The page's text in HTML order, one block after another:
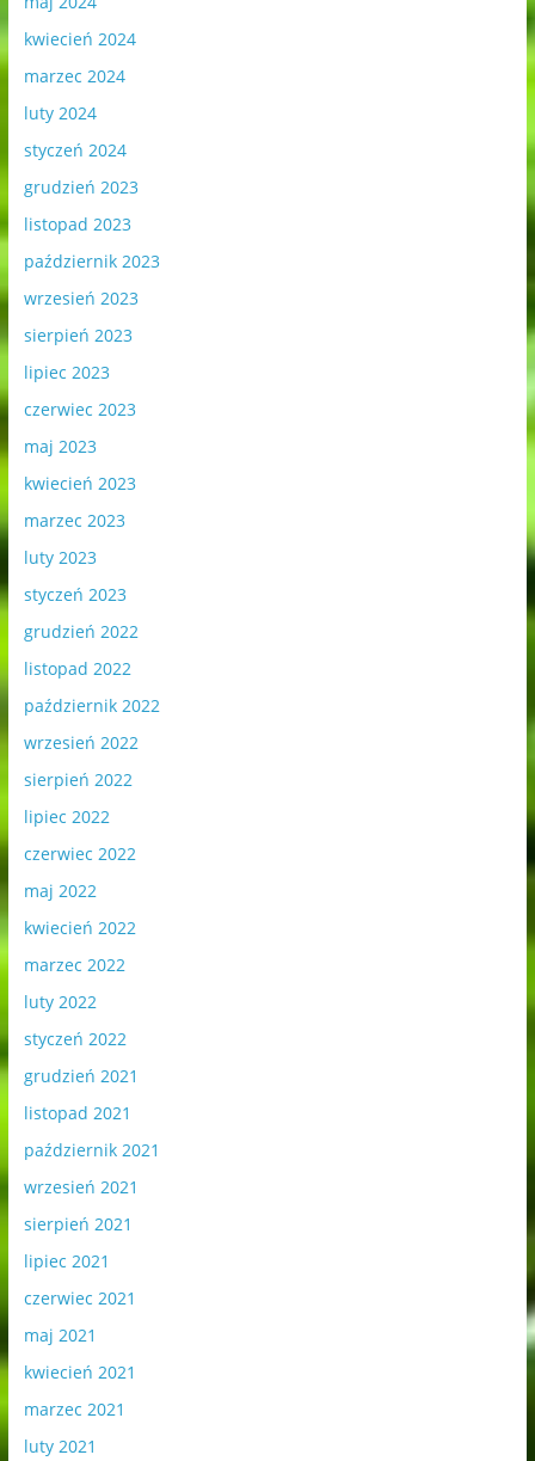
kwiecień 2024
marzec 2024
luty 2024
styczeń 2024
grudzień 2023
listopad 2023
październik 2023
wrzesień 2023
sierpień 2023
lipiec 2023
czerwiec 2023
maj 2023
kwiecień 2023
marzec 2023
luty 2023
styczeń 2023
grudzień 2022
listopad 2022
październik 2022
wrzesień 2022
sierpień 2022
lipiec 2022
czerwiec 2022
maj 2022
kwiecień 2022
marzec 2022
luty 2022
styczeń 2022
grudzień 2021
listopad 2021
październik 2021
wrzesień 2021
sierpień 2021
lipiec 2021
czerwiec 2021
maj 2021
kwiecień 2021
marzec 2021
luty 2021